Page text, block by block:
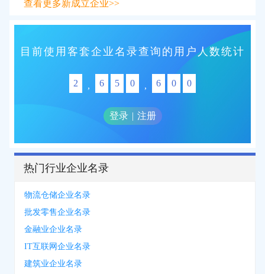
查看更多新成立企业>>
目前使用客套企业名录查询的用户人数统计
2 , 6 5 0 , 6 0 0
登录 | 注册
热门行业企业名录
物流仓储企业名录
批发零售企业名录
金融业企业名录
IT互联网企业名录
建筑业企业名录